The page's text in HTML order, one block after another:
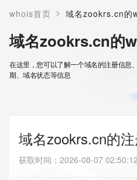
whois首页 > 域名zookrs.cn的
域名zookrs.cn的
在这里，您可以了解一个域名的注册信息
期、域名状态等信息
域名zookrs.cn的
获取时间 ： 2026-08-07 02:50:12